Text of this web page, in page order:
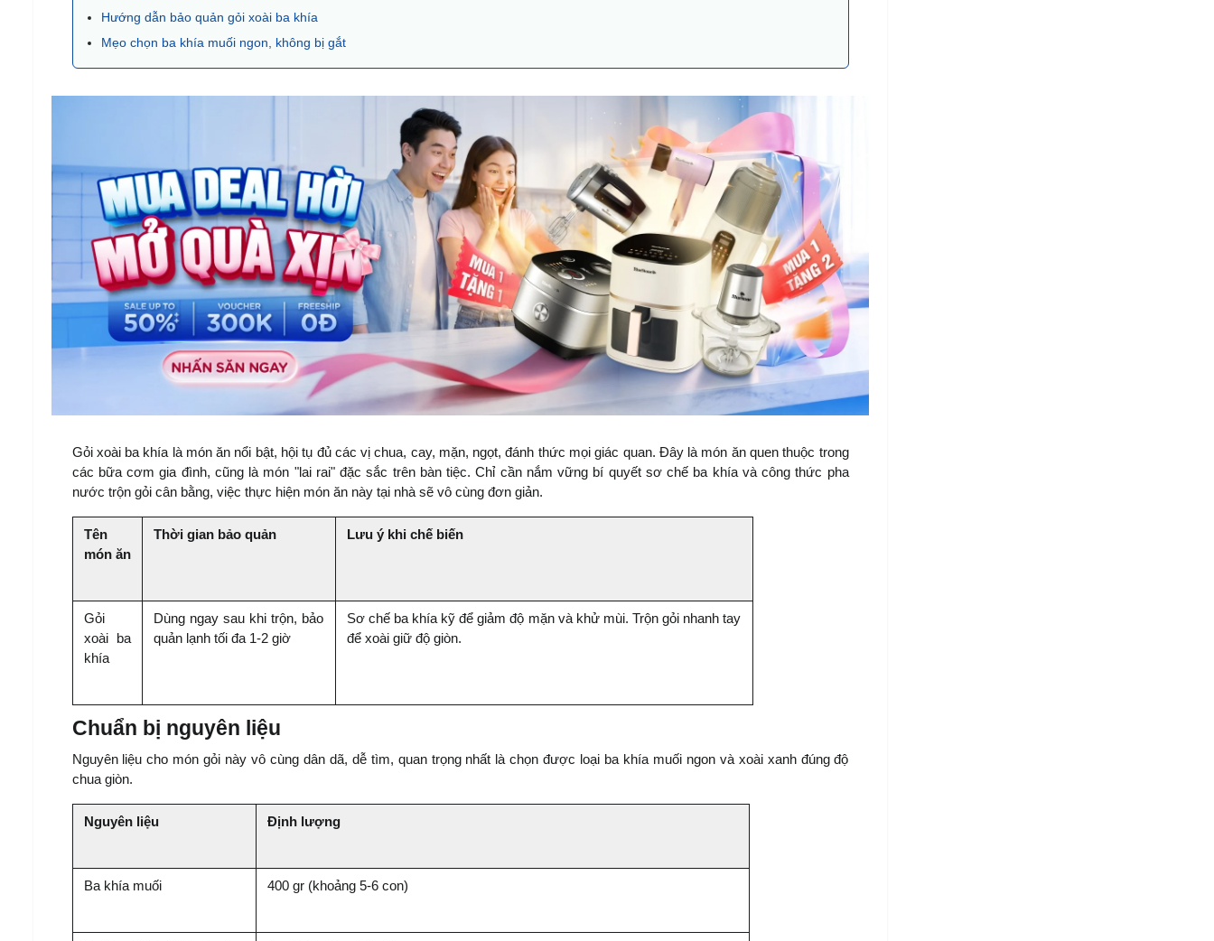
Hướng dẫn bảo quản gỏi xoài ba khía
Mẹo chọn ba khía muối ngon, không bị gắt
Gỏi xoài ba khía là món ăn nổi bật, hội tụ đủ các vị chua, cay, mặn, ngọt, đánh thức mọi giác quan. Đây là món ăn quen thuộc trong
các bữa cơm gia đình, cũng là món "lai rai" đặc sắc trên bàn tiệc. Chỉ cần nắm vững bí quyết sơ chế ba khía và công thức pha
nước trộn gỏi cân bằng, việc thực hiện món ăn này tại nhà sẽ vô cùng đơn giản.
Tên
món ăn
Thời gian bảo quản Lưu ý khi chế biến
Gỏi
xoài ba
khía
Dùng ngay sau khi trộn, bảo
quản lạnh tối đa 1-2 giờ
Sơ chế ba khía kỹ để giảm độ mặn và khử mùi. Trộn gỏi nhanh tay
để xoài giữ độ giòn.
Chuẩn bị nguyên liệu
Nguyên liệu cho món gỏi này vô cùng dân dã, dễ tìm, quan trọng nhất là chọn được loại ba khía muối ngon và xoài xanh đúng độ
chua giòn.
Nguyên liệu Định lượng
Ba khía muối 400 gr (khoảng 5-6 con)